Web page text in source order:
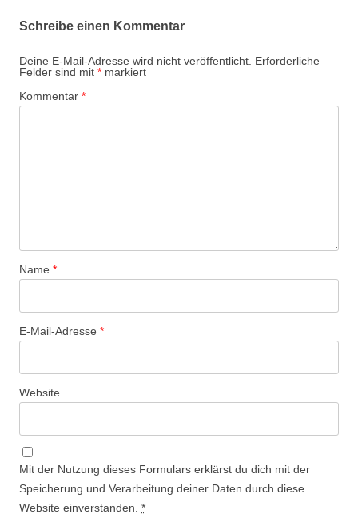
Schreibe einen Kommentar
Deine E-Mail-Adresse wird nicht veröffentlicht. Erforderliche
Felder sind mit * markiert
Kommentar *
Name *
E-Mail-Adresse *
Website
Mit der Nutzung dieses Formulars erklärst du dich mit der
Speicherung und Verarbeitung deiner Daten durch diese
Website einverstanden. *